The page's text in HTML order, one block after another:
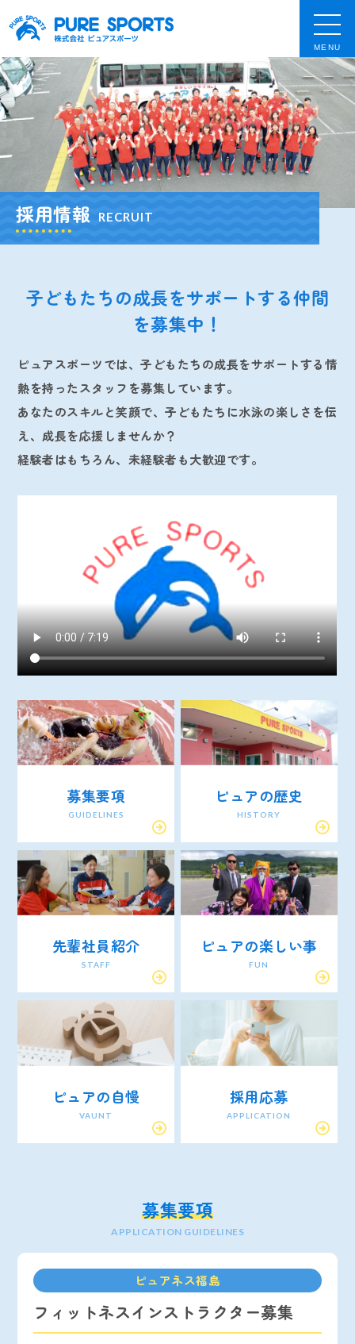
MENU
採用情報 RECRUIT
子どもたちの成長をサポートする仲間
を募集中！
ピュアスポーツでは、子どもたちの成長をサポートする情
熱を持ったスタッフを募集しています。
あなたのスキルと笑顔で、子どもたちに水泳の楽しさを伝
え、成長を応援しませんか？
経験者はもちろん、未経験者も大歓迎です。
募集要項
GUIDELINES
ピュアの歴史
HISTORY
先輩社員紹介
STAFF
ピュアの楽しい事
FUN
ピュアの自慢
VAUNT
採用応募
APPLICATION
募集要項
APPLICATION GUIDELINES
ピュアネス福島
フィットネスインストラクター募集